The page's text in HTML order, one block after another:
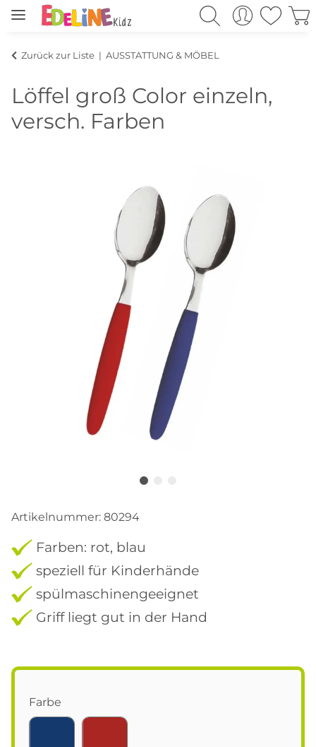
Zurück zur Liste AUSSTATTUNG & MÖBEL
Löffel groß Color einzeln,
versch. Farben
Artikelnummer: 80294
Farben: rot, blau
speziell für Kinderhände
spülmaschinengeeignet
Griff liegt gut in der Hand
Farbe